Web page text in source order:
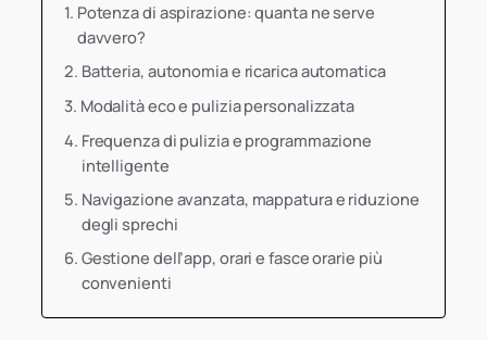
Potenza di aspirazione: quanta ne serve
davvero?
Batteria, autonomia e ricarica automatica
Modalità eco e pulizia personalizzata
Frequenza di pulizia e programmazione
intelligente
Navigazione avanzata, mappatura e riduzione
degli sprechi
Gestione dell’app, orari e fasce orarie più
convenienti